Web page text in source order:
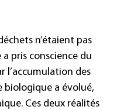
n’étaient pas
pris conscience du
l’accumulation des
biologique a évolué,
Ces deux réalités